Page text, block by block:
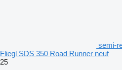
semi-
Fliegl SDS 350 Road Runner neuf
25